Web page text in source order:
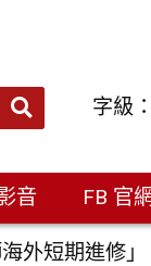
搜
字級：
音 FB 官網
外短期進修」